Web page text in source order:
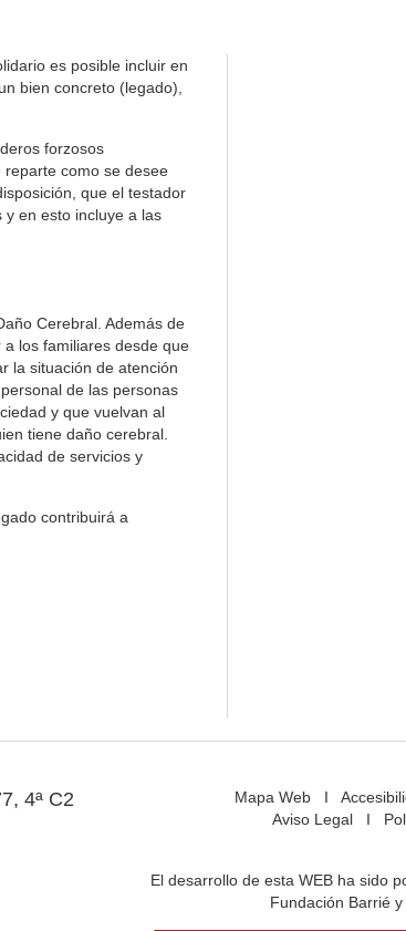
es posible incluir en
bien concreto (legado),
forzosos
como se desee
que el testador
en esto incluye a las
Cerebral. Además de
los familiares desde que
la situación de atención
de las personas
y que vuelvan al
tiene daño cerebral.
de servicios y
contribuirá a
4ª C2
Mapa WebI
Aviso Legal I
El desarrollo de esta WEB ha sido
Fundación Barrié